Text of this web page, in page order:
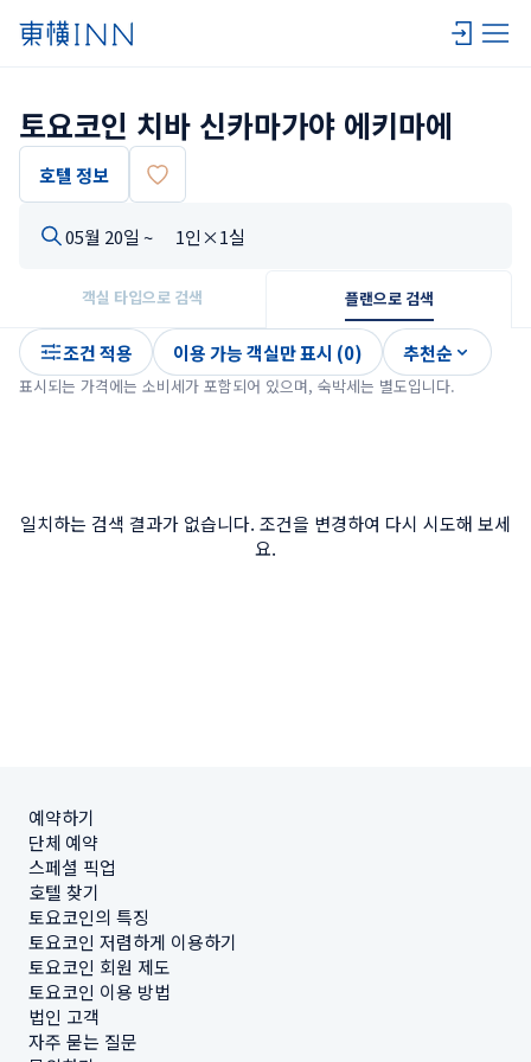
토요코인 치바 신카마가야 에키마에
호텔 정보
05월 20일 ~ 1인×1실
객실 타입으로 검색 플랜으로 검색
조건 적용 이용 가능 객실만 표시 (0) 추천순
표시되는 가격에는 소비세가 포함되어 있으며, 숙박세는 별도입니다.
일치하는 검색 결과가 없습니다. 조건을 변경하여 다시 시도해 보세
요.
예약하기
단체 예약
스페셜 픽업
호텔 찾기
토요코인의 특징
토요코인 저렴하게 이용하기
토요코인 회원 제도
토요코인 이용 방법
법인 고객
자주 묻는 질문